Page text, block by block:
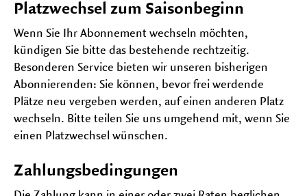
Platzwechsel zum Saisonbeginn
Wenn Sie Ihr Abonnement wechseln möchten,
kündigen Sie bitte das bestehende rechtzeitig.
Besonderen Service bieten wir unseren bisherigen
Abonnierenden: Sie können, bevor frei werdende
Plätze neu vergeben werden, auf einen anderen Platz
wechseln. Bitte teilen Sie uns umgehend mit, wenn Sie
einen Platzwechsel wünschen.
Zahlungsbedingungen